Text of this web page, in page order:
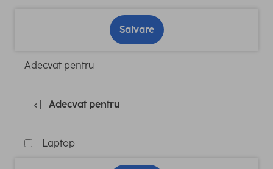
Salvare
Adecvat pentru
Adecvat pentru
Laptop